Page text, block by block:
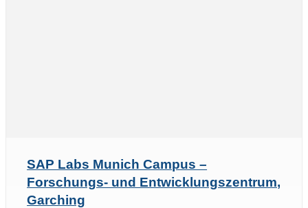
SAP Labs Munich Campus –
Forschungs- und Entwicklungszentrum,
Garching